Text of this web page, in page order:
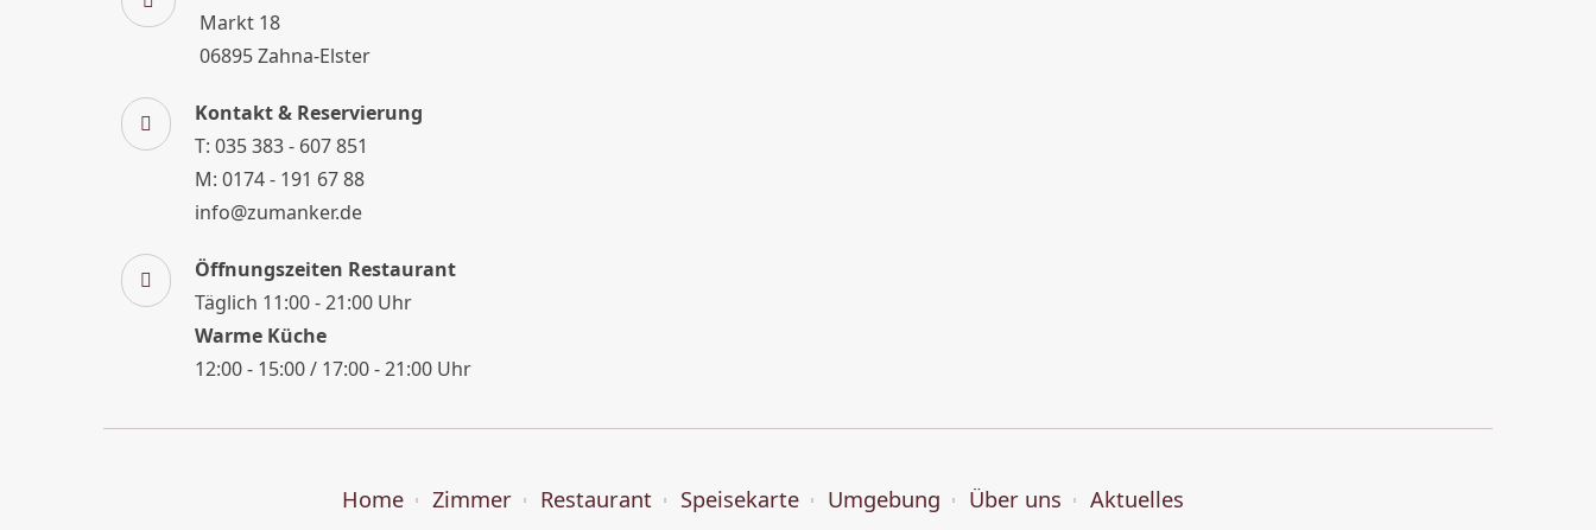
Markt 18
06895 Zahna-Elster
Kontakt & Reservierung
T: 035 383 - 607 851
M: 0174 - 191 67 88
info@zumanker.de
Öffnungszeiten Restaurant
Täglich 11:00 - 21:00 Uhr
Warme Küche
12:00 - 15:00 / 17:00 - 21:00 Uhr
Home Zimmer Restaurant Speisekarte Umgebung Über uns Aktuelles